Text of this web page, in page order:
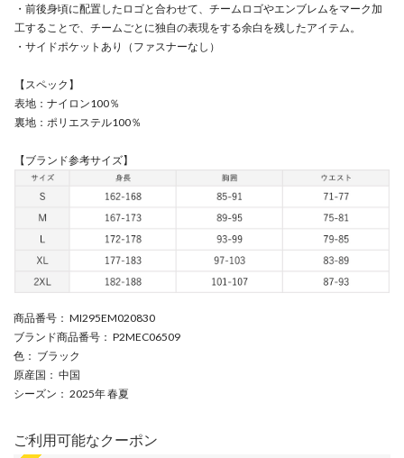
・前後身頃に配置したロゴと合わせて、チームロゴやエンブレムをマーク加
工することで、チームごとに独自の表現をする余白を残したアイテム。
・サイドポケットあり（ファスナーなし）
【スペック】
表地：ナイロン100％
裏地：ポリエステル100％
【ブランド参考サイズ】
商品番号 ： MI295EM020830
ブランド商品番号 ： P2MEC06509
色 ： ブラック
原産国 ： 中国
シーズン ： 2025年 春夏
ご利用可能なクーポン